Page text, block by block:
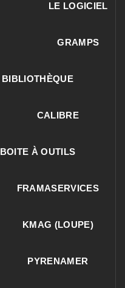
LE LOGICIEL
GRAMPS
BIBLIOTHÈQUE
CALIBRE
BOITE À OUTILS
FRAMASERVICES
KMAG (LOUPE)
PYRENAMER